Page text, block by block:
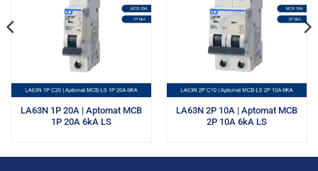
LA63N 1P 20A | Aptomat MCB
1P 20A 6kA LS
LA63N 2P 10A | Aptomat MCB
2P 10A 6kA LS